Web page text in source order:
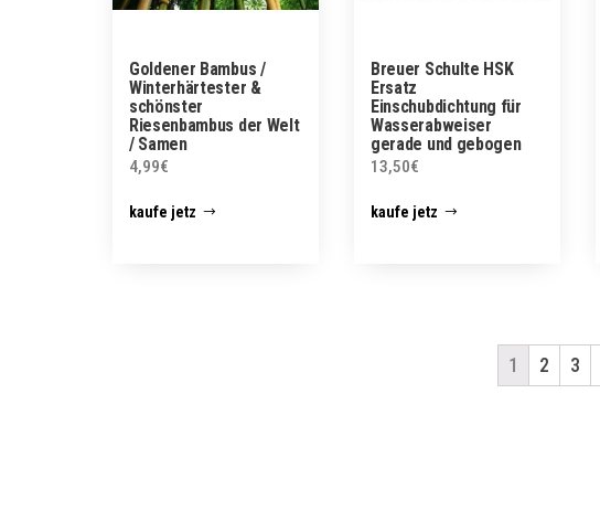
Goldener Bambus /
Winterhärtester &
schönster
Riesenbambus der Welt
/ Samen
4,99€
kaufe jetz
Breuer Schulte HSK
Ersatz
Einschubdichtung für
Wasserabweiser
gerade und gebogen
13,50€
kaufe jetz
1 2 3